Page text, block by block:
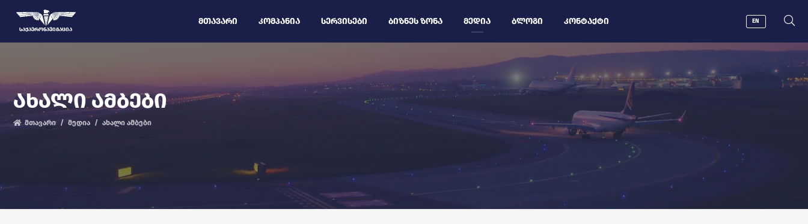
ᲡᲐᲥᲐᲔᲠᲝᲜᲐᲕᲘᲒᲐᲪᲘᲐ
ᲛᲗᲐᲕᲐᲠᲘ ᲙᲝᲛᲞᲐᲜᲘᲐ ᲡᲔᲠᲕᲘᲡᲔᲑᲘ ᲑᲘᲖᲜᲔᲡ ᲖᲝᲜᲐ ᲛᲔᲓᲘᲐ ᲑᲚᲝᲒᲘ ᲙᲝᲜᲢᲐᲥᲢᲘ EN
ᲐᲮᲐᲚᲘ ᲐᲛᲑᲔᲑᲘ
მთავარი მედია ახალი ამბები